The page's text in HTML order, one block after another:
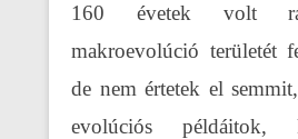
160 évetek volt
makroevolúció területét
de nem értetek el
evolúciós példáitok,